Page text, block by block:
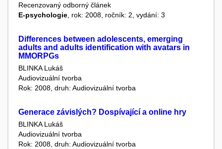
Recenzovaný odborný článek
E-psychologie , rok: 2008, ročník: 2, vydání: 3
Differences between adolescents, emerging
adults and adults identification with avatars in
MMORPGs
BLINKA Lukáš
Audiovizuální tvorba
Rok: 2008, druh: Audiovizuální tvorba
Generace závislých? Dospívající a online hry
BLINKA Lukáš
Audiovizuální tvorba
Rok: 2008, druh: Audiovizuální tvorba